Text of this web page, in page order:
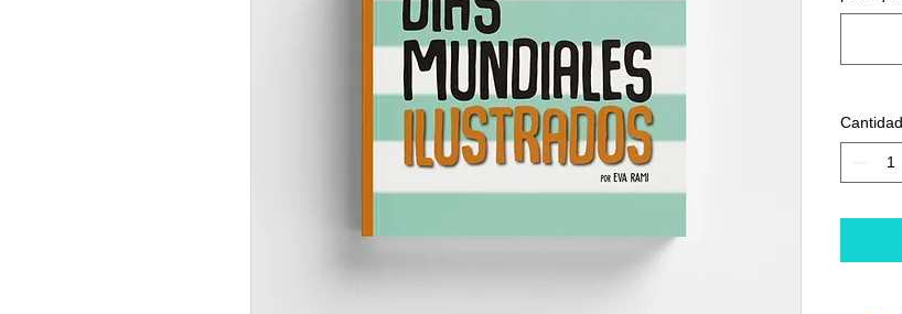
Cantidad